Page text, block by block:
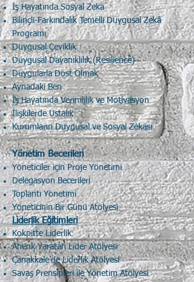
İş Hayatında Sosyal Zeka
Bilinçli-Farkındalık Temelli Duygusal Zekâ
Programı
Duygusal Çeviklik
Duygusal Dayanıklılık (Resilience)
Duygularla Dost Olmak
Aynadaki Ben
İş Hayatında Verimlilik ve Motivasyon
İlişkilerde Ustalık
Kurumların Duygusal ve Sosyal Zekası
Yönetim Becerileri
Yöneticiler için Proje Yönetimi
Delegasyon Becerileri
Toplantı Yönetimi
Yöneticinin Bir Günü Atölyesi
Liderlik Eğitimleri
Kokpitte Liderlik
Ahenk Yaratan Lider Atölyesi
Çanakkale’de Liderlik Atölyesi
Savaş Prensipleri ile Yönetim Atölyesi